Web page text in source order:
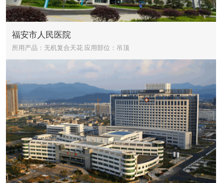
福安市人民医院
所用产品：无机复合天花 应用部位：吊顶